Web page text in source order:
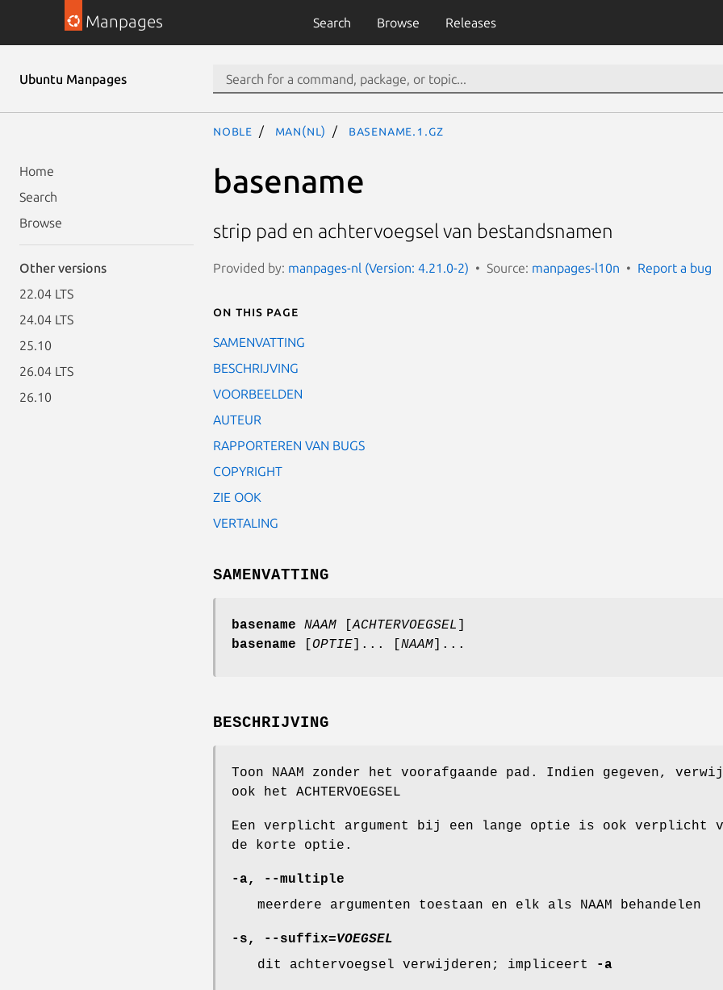
Manpages Search Browse Releases
Ubuntu Manpages
Home
Search
Browse
Other versions
22.04 LTS
24.04 LTS
25.10
26.04 LTS
26.10
noble man(nl) basename.1.gz
basename
strip pad en achtervoegsel van bestandsnamen
Provided by: manpages-nl (Version: 4.21.0-2) Source: manpages-l10n Report a bug
On this page
SAMENVATTING
BESCHRIJVING
VOORBEELDEN
AUTEUR
RAPPORTEREN VAN BUGS
COPYRIGHT
ZIE OOK
VERTALING
SAMENVATTING
basename NAAM [ACHTERVOEGSEL
basename
OPTIE ]... [ NAAM ]...
BESCHRIJVING
Toon NAAM zonder het voorafgaande pad. Indien gegeven,
ook het ACHTERVOEGSEL
Een verplicht argument bij een lange optie is ook verplicht
de korte optie.
-a,
--multiple
meerdere argumenten toestaan en elk als NAAM behandelen
-s , --suffix=VOEGSEL
dit achtervoegsel verwijderen; impliceert
-a